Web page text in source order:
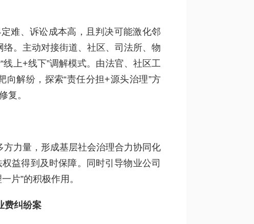
难、诉讼成本高，且判决可能激化邻
。主动对接街道、社区、司法所、物
上+线下”调解模式。由法官、社区工
解纷，探索“责任分担+源头治理”方
复。
方力量，形成基层社会治理合力协同化
益得到及时保障。同时引导物业公司
片”的积极作用。
费纠纷案